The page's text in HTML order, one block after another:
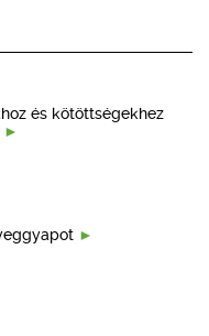
és kötöttségekhez